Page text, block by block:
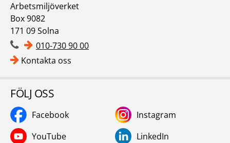
Arbetsmiljöverket
Box 9082
171 09 Solna
010-730 90 00
Kontakta oss
FÖLJ OSS
Facebook
Instagram
YouTube
LinkedIn